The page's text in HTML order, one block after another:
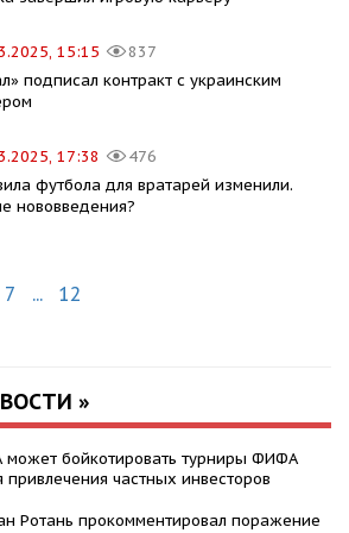
15:15
837
подписал контракт с украинским
17:38
476
футбола для вратарей изменили.
нововведения?
7 ... 12
»
может бойкотировать турниры ФИФА
частных инвесторов
Ротань прокомментировал поражение